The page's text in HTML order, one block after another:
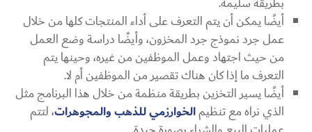
أيضًا يمكن أن يتم التعرف على أداء المنتجات كلها من خلال
عمل جرد نموذج جرد المخزون، وأيضًا دراسة وضع العمل
من حيث اجتهاد وعمل الموظفين من غيره، وحينها يتم
التعرف ما إذا كان هناك تقصير من الموظفين أم لا.
أيضًا يسير التخزين بطريقة منظمة من خلال هذا البرنامج مثل
الذي نراه مع تنظيمالخوارزمي للذهب والمجوهرات، لتتم